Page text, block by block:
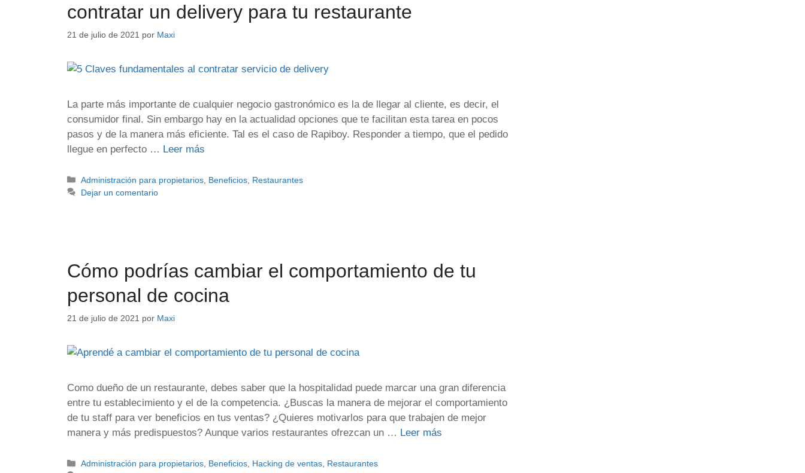
contratar un delivery para tu restaurante
21 de julio de 2021 por Maxi
La parte más importante de cualquier negocio gastronómico es la de llegar al cliente, es decir, el
consumidor final. Sin embargo hay en la actualidad opciones que te facilitan esta tarea en pocos
pasos y de la manera más eficiente. Tal es el caso de Rapiboy. Responder a tiempo, que el pedido
llegue en perfecto … Leer más
Administración para propietarios Beneficios Restaurantes
Dejar un comentario
Cómo podrías cambiar el comportamiento de tu
personal de cocina
21 de julio de 2021 por Maxi
Como dueño de un restaurante, debes saber que la hospitalidad puede marcar una gran diferencia
entre tu establecimiento y el de la competencia. ¿Buscas la manera de mejorar el comportamiento
de tu staff para ver beneficios en tus ventas? ¿Quieres motivarlos para que trabajen de mejor
manera y más predispuestos? Aunque varios restaurantes ofrezcan un … Leer más
Administración para propietarios Beneficios Hacking de ventas Restaurantes